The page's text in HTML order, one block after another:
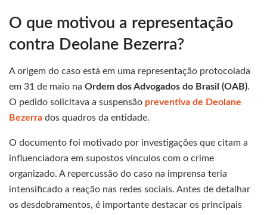
O que motivou a representação
contra Deolane Bezerra?
A origem do caso está em uma representação protocolada
em 31 de maio na Ordem dos Advogados do Brasil (OAB).
O pedido solicitava a suspensão preventiva de Deolane
Bezerra dos quadros da entidade.
O documento foi motivado por investigações que citam a
influenciadora em supostos vínculos com o crime
organizado. A repercussão do caso na imprensa teria
intensificado a reação nas redes sociais. Antes de detalhar
os desdobramentos, é importante destacar os principais